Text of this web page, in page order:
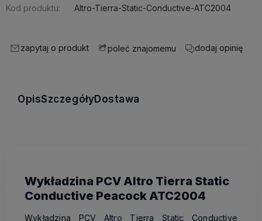
Kod produktu:
Altro-Tierra-Static-Conductive-ATC2004
zapytaj o produkt poleć znajomemu dodaj opinię
OpisSzczegółyDostawa
Wykładzina PCV Altro Tierra Static
Conductive Peacock ATC2004
Wykładzina PCV Altro Tierra Static Conductive